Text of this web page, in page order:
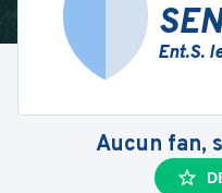
Ent.S.
Aucun fan,